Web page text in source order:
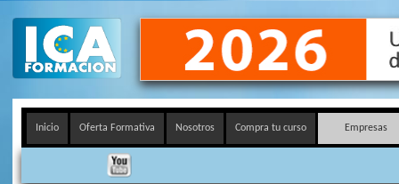
Inicio Oferta Formativa Nosotros Compra tu curso Empresas